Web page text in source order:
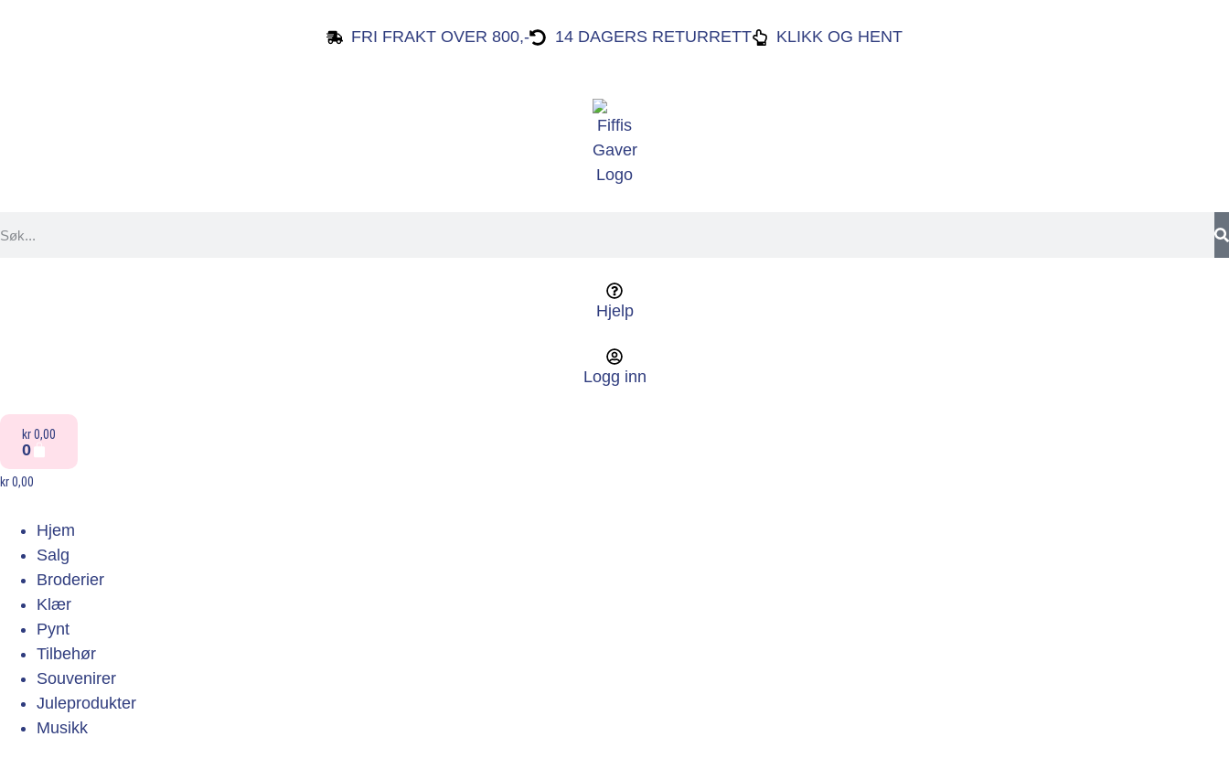
FRI FRAKT OVER 800,- 14 DAGERS RETURRETT KLIKK OG HENT
Hjelp
Logg inn
kr0,00
0
kr0,00
Hjem
Salg
Broderier
Klær
Pynt
Tilbehør
Souvenirer
Juleprodukter
Musikk